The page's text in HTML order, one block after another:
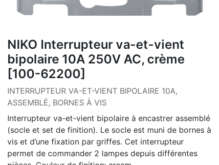
NIKO Interrupteur va-et-vient
bipolaire 10A 250V AC, crème
[100-62200]
INTERRUPTEUR VA-ET-VIENT BIPOLAIRE 10A,
ASSEMBLÉ, BORNES À VIS
Interrupteur va-et-vient bipolaire à encastrer assemblé
(socle et set de finition). Le socle est muni de bornes à
vis et d’une fixation par griffes. Cet interrupteur
permet de commander 2 lampes depuis différentes